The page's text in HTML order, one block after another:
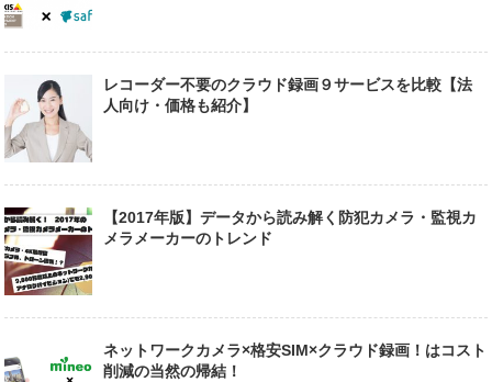
レコーダー不要のクラウド録画９サービスを比較【法
人向け・価格も紹介】
【2017年版】データから読み解く防犯カメラ・監視カ
メラメーカーのトレンド
ネットワークカメラ×格安SIM×クラウド録画！はコスト
削減の当然の帰結！